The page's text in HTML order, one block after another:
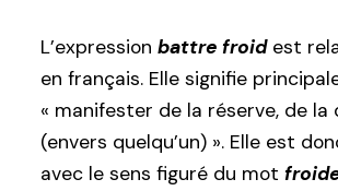
L’expression battre froidest
en français. Elle signifie
« manifester de la réserve, de la
(envers quelqu’un) ». Elle est
avec le sens figuré du mot